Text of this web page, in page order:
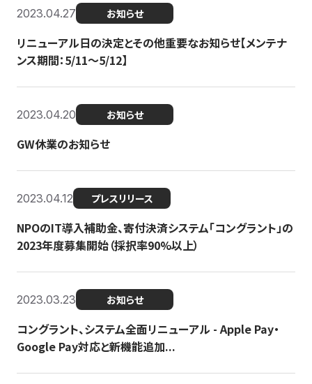
2023.04.27 お知らせ
リニューアル日の決定とその他重要なお知らせ【メンテナ
ンス期間：5/11～5/12】
2023.04.20 お知らせ
GW休業のお知らせ
2023.04.12 プレスリリース
NPOのIT導入補助金、寄付決済システム「コングラント」の
2023年度募集開始（採択率90%以上）
2023.03.23 お知らせ
コングラント、システム全面リニューアル - Apple Pay・
Google Pay対応と新機能追加...